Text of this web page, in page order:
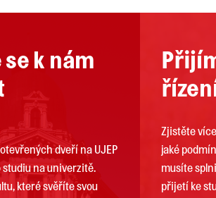
k nám
dveří na UJEP
na univerzitě.
které svěříte svou
Zjistěte
jaké
musíte
přijetí ke